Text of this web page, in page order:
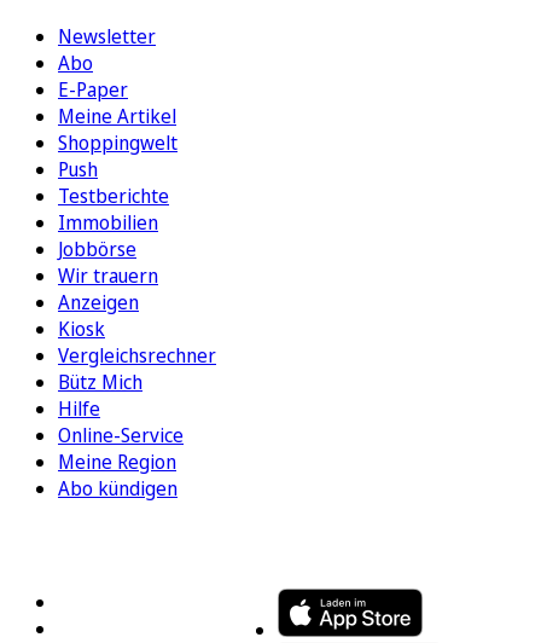
Newsletter
Abo
E-Paper
Meine Artikel
Shoppingwelt
Push
Testberichte
Immobilien
Jobbörse
Wir trauern
Anzeigen
Kiosk
Vergleichsrechner
Bütz Mich
Hilfe
Online-Service
Meine Region
Abo kündigen